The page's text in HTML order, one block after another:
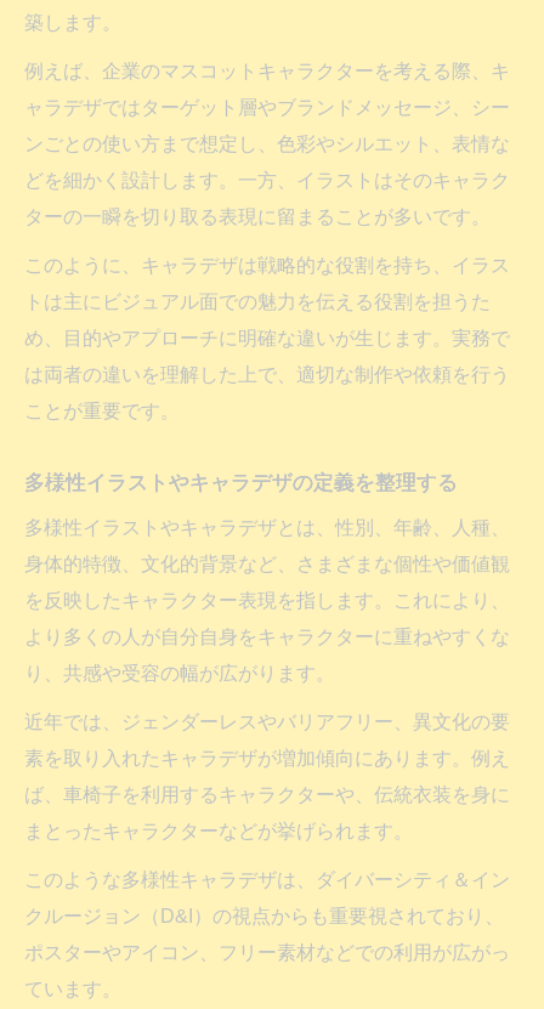
築します。
例えば、企業のマスコットキャラクターを考える際、キ
ャラデザではターゲット層やブランドメッセージ、シー
ンごとの使い方まで想定し、色彩やシルエット、表情な
どを細かく設計します。一方、イラストはそのキャラク
ターの一瞬を切り取る表現に留まることが多いです。
このように、キャラデザは戦略的な役割を持ち、イラス
トは主にビジュアル面での魅力を伝える役割を担うた
め、目的やアプローチに明確な違いが生じます。実務で
は両者の違いを理解した上で、適切な制作や依頼を行う
ことが重要です。
多様性イラストやキャラデザの定義を整理する
多様性イラストやキャラデザとは、性別、年齢、人種、
身体的特徴、文化的背景など、さまざまな個性や価値観
を反映したキャラクター表現を指します。これにより、
より多くの人が自分自身をキャラクターに重ねやすくな
り、共感や受容の幅が広がります。
近年では、ジェンダーレスやバリアフリー、異文化の要
素を取り入れたキャラデザが増加傾向にあります。例え
ば、車椅子を利用するキャラクターや、伝統衣装を身に
まとったキャラクターなどが挙げられます。
このような多様性キャラデザは、ダイバーシティ＆イン
クルージョン（D&I）の視点からも重要視されており、
ポスターやアイコン、フリー素材などでの利用が広がっ
ています。